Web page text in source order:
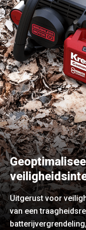
Uitgerust voor
van een